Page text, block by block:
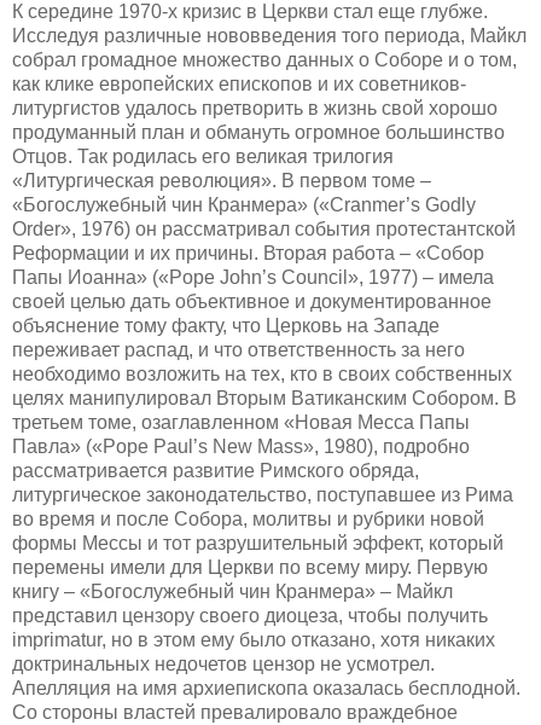
К середине 1970-х кризис в Церкви стал еще глубже.
Исследуя различные нововведения того периода, Майкл
собрал громадное множество данных о Соборе и о том,
как клике европейских епископов и их советников-
литургистов удалось претворить в жизнь свой хорошо
продуманный план и обмануть огромное большинство
Отцов. Так родилась его великая трилогия
«Литургическая революция». В первом томе –
«Богослужебный чин Кранмера» («Cranmer’s Godly
Order», 1976) он рассматривал события протестантской
Реформации и их причины. Вторая работа – «Собор
Папы Иоанна» («Pope John’s Council», 1977) – имела
своей целью дать объективное и документированное
объяснение тому факту, что Церковь на Западе
переживает распад, и что ответственность за него
необходимо возложить на тех, кто в своих собственных
целях манипулировал Вторым Ватиканским Собором. В
третьем томе, озаглавленном «Новая Месса Папы
Павла» («Pope Paul’s New Mass», 1980), подробно
рассматривается развитие Римского обряда,
литургическое законодательство, поступавшее из Рима
во время и после Собора, молитвы и рубрики новой
формы Мессы и тот разрушительный эффект, который
перемены имели для Церкви по всему миру. Первую
книгу – «Богослужебный чин Кранмера» – Майкл
представил цензору своего диоцеза, чтобы получить
imprimatur, но в этом ему было отказано, хотя никаких
доктринальных недочетов цензор не усмотрел.
Апелляция на имя архиепископа оказалась бесплодной.
Со стороны властей превалировало враждебное